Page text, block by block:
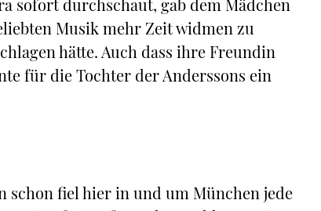
sofort durchschaut, gab dem Mädchen
Musik mehr Zeit widmen zu
hätte. Auch dass ihre Freundin
für die Tochter der Anderssons ein
schon fiel hier in und um München jede